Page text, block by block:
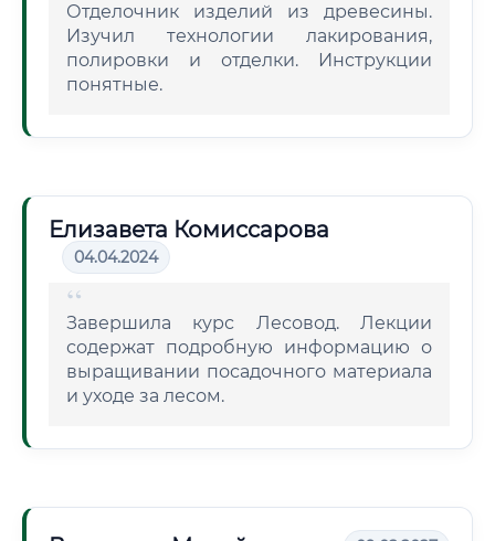
Отделочник изделий из древесины.
Изучил технологии лакирования,
полировки и отделки. Инструкции
понятные.
Елизавета Комиссарова
04.04.2024
Завершила курс Лесовод. Лекции
содержат подробную информацию о
выращивании посадочного материала
и уходе за лесом.